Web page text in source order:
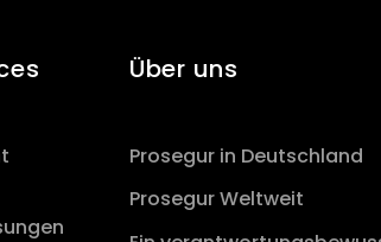
Über uns
Prosegur in Deutschland
Prosegur Weltweit